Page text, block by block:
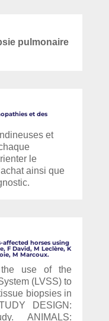
pulmonaire
et des
et
le
ainsi que
affected horses using
F David, M Leclère, K
M Marcoux.
the use of the
(LVSS) to
biopsies in
DESIGN:
ANIMALS: